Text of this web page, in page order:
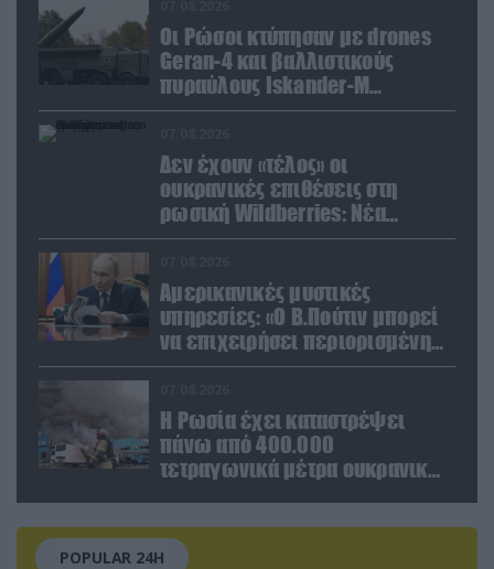
Οι Ρώσοι κτύπησαν με drones
Geran-4 και βαλλιστικούς
πυραύλους Iskander-M
ουκρανικό τρένο με
Δεν έχουν «τέλος» οι
ουκρανικές επιθέσεις στη
ρωσική Wildberries: Νέα
πλήγματα σε εγκαταστάσεις στα
Αμερικανικές μυστικές
υπηρεσίες: «Ο Β.Πούτιν μπορεί
να επιχειρήσει περιορισμένη
στρατιωτική επιχείρηση στην
Η Ρωσία έχει καταστρέψει
πάνω από 400.000
τετραγωνικά μέτρα ουκρανικών
POPULAR 24H